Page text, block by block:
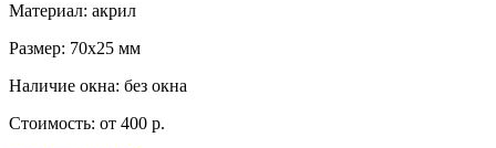
Материал: акрил
Размер: 70x25 мм
Наличие окна: без окна
Стоимость: от 400 р.